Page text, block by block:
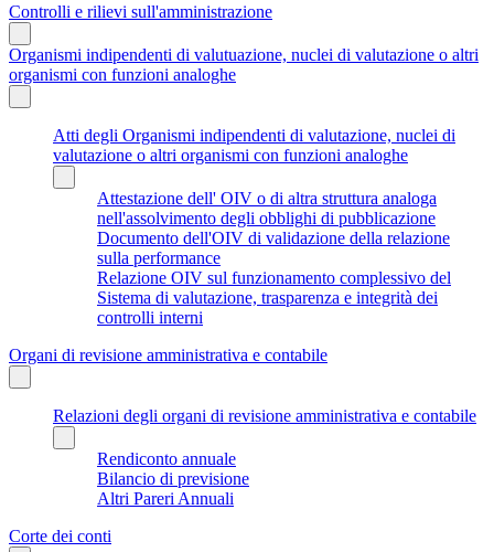
Controlli e rilievi sull'amministrazione
Organismi indipendenti di valutuazione, nuclei di valutazione o altri
organismi con funzioni analoghe
Atti degli Organismi indipendenti di valutazione, nuclei di
valutazione o altri organismi con funzioni analoghe
Attestazione dell' OIV o di altra struttura analoga
nell'assolvimento degli obblighi di pubblicazione
Documento dell'OIV di validazione della relazione
sulla performance
Relazione OIV sul funzionamento complessivo del
Sistema di valutazione, trasparenza e integrità dei
controlli interni
Organi di revisione amministrativa e contabile
Relazioni degli organi di revisione amministrativa e contabile
Rendiconto annuale
Bilancio di previsione
Altri Pareri Annuali
Corte dei conti